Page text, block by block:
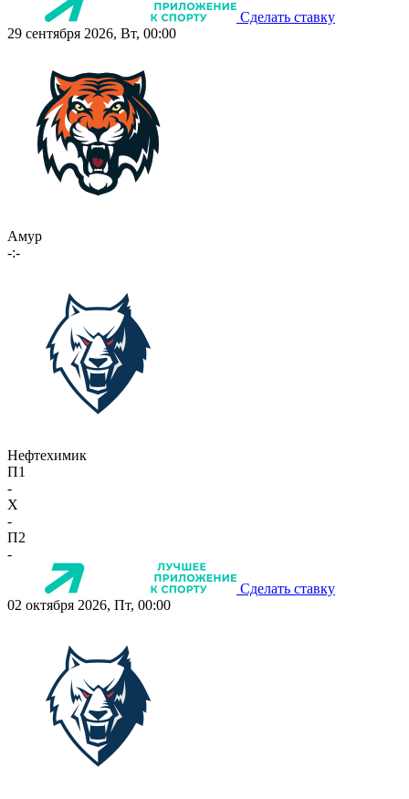
Сделать ставку
29 сентября 2026, Вт, 00:00
Амур
-:-
Нефтехимик
П1
-
X
-
П2
-
Сделать ставку
02 октября 2026, Пт, 00:00